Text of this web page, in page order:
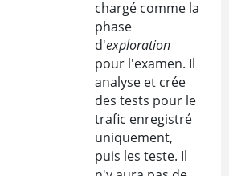
chargé comme la
phase
d'exploration
pour l'examen. Il
analyse et crée
des tests pour le
trafic enregistré
uniquement,
puis les teste. Il